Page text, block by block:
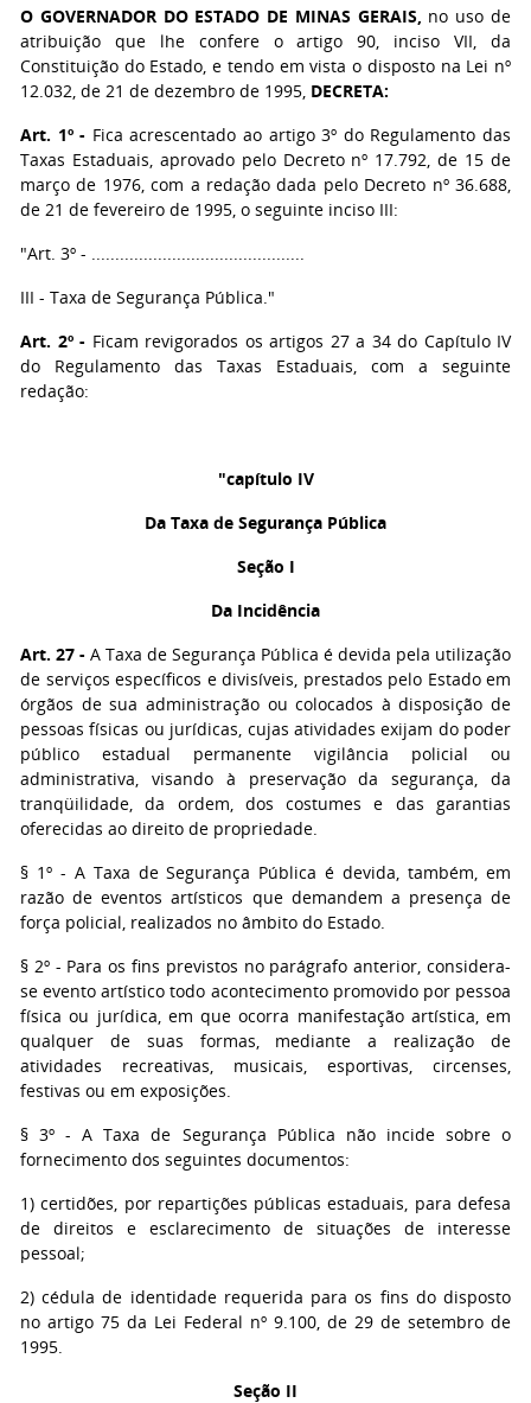
O GOVERNADOR DO ESTADO DE MINAS GERAIS, no uso de
atribuição que lhe confere o artigo 90, inciso VII, da
Constituição do Estado, e tendo em vista o disposto na Lei nº
12.032, de 21 de dezembro de 1995, DECRETA:
Art. 1º - Fica acrescentado ao artigo 3º do Regulamento das
Taxas Estaduais, aprovado pelo Decreto nº 17.792, de 15 de
março de 1976, com a redação dada pelo Decreto nº 36.688,
de 21 de fevereiro de 1995, o seguinte inciso III:
"Art. 3º - .............................................
III - Taxa de Segurança Pública."
Art. 2º - Ficam revigorados os artigos 27 a 34 do Capítulo IV
do Regulamento das Taxas Estaduais, com a seguinte
redação:
"capítulo IV
Da Taxa de Segurança Pública
Seção I
Da Incidência
Art. 27 - A Taxa de Segurança Pública é devida pela utilização
de serviços específicos e divisíveis, prestados pelo Estado em
órgãos de sua administração ou colocados à disposição de
pessoas físicas ou jurídicas, cujas atividades exijam do poder
público estadual permanente vigilância policial ou
administrativa, visando à preservação da segurança, da
tranqüilidade, da ordem, dos costumes e das garantias
oferecidas ao direito de propriedade.
§ 1º - A Taxa de Segurança Pública é devida, também, em
razão de eventos artísticos que demandem a presença de
força policial, realizados no âmbito do Estado.
§ 2º - Para os fins previstos no parágrafo anterior, considera-
se evento artístico todo acontecimento promovido por pessoa
física ou jurídica, em que ocorra manifestação artística, em
qualquer de suas formas, mediante a realização de
atividades recreativas, musicais, esportivas, circenses,
festivas ou em exposições.
§ 3º - A Taxa de Segurança Pública não incide sobre o
fornecimento dos seguintes documentos:
1) certidões, por repartições públicas estaduais, para defesa
de direitos e esclarecimento de situações de interesse
pessoal;
2) cédula de identidade requerida para os fins do disposto
no artigo 75 da Lei Federal nº 9.100, de 29 de setembro de
1995.
Seção II